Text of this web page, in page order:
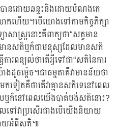
បានដោយឆន្ទះនិងដោយបំណងគេ
កហើយ។បើយោងទៅតាមកិច្ចភិក្សា
ាសាស្រ្តនោះគឺពាក្យថា“សត្វមាន
ានសតិឬក៏ជាមនុស្សដែលមានសតិ
រពន្យល់ថាតើអ្វីទៅជា“សតិនៃការ
ចម៉្តេច។ជាធម្មតាគឺវាមានន័យថា
មកទៀតគឺថាតើវាគ្មានសតិទេនៅពេល
ឬក៏នៅពេលយើងបាត់បង់សតិនោះ?
ទៅវាប្រសើរជាងបើយើងនិយាយ
ាយអំពីសតិ៕